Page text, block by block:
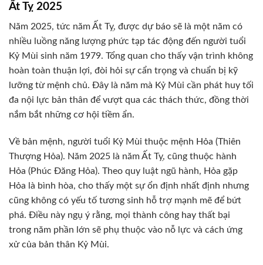
Ất Tỵ 2025
Năm 2025, tức năm Ất Tỵ, được dự báo sẽ là một năm có
nhiều luồng năng lượng phức tạp tác động đến người tuổi
Kỷ Mùi sinh năm 1979. Tổng quan cho thấy vận trình không
hoàn toàn thuận lợi, đòi hỏi sự cẩn trọng và chuẩn bị kỹ
lưỡng từ mệnh chủ. Đây là năm mà Kỷ Mùi cần phát huy tối
đa nội lực bản thân để vượt qua các thách thức, đồng thời
nắm bắt những cơ hội tiềm ẩn.
Về bản mệnh, người tuổi Kỷ Mùi thuộc mệnh Hỏa (Thiên
Thượng Hỏa). Năm 2025 là năm Ất Tỵ, cũng thuộc hành
Hỏa (Phúc Đăng Hỏa). Theo quy luật ngũ hành, Hỏa gặp
Hỏa là bình hòa, cho thấy một sự ổn định nhất định nhưng
cũng không có yếu tố tương sinh hỗ trợ mạnh mẽ để bứt
phá. Điều này ngụ ý rằng, mọi thành công hay thất bại
trong năm phần lớn sẽ phụ thuộc vào nỗ lực và cách ứng
xử của bản thân Kỷ Mùi.